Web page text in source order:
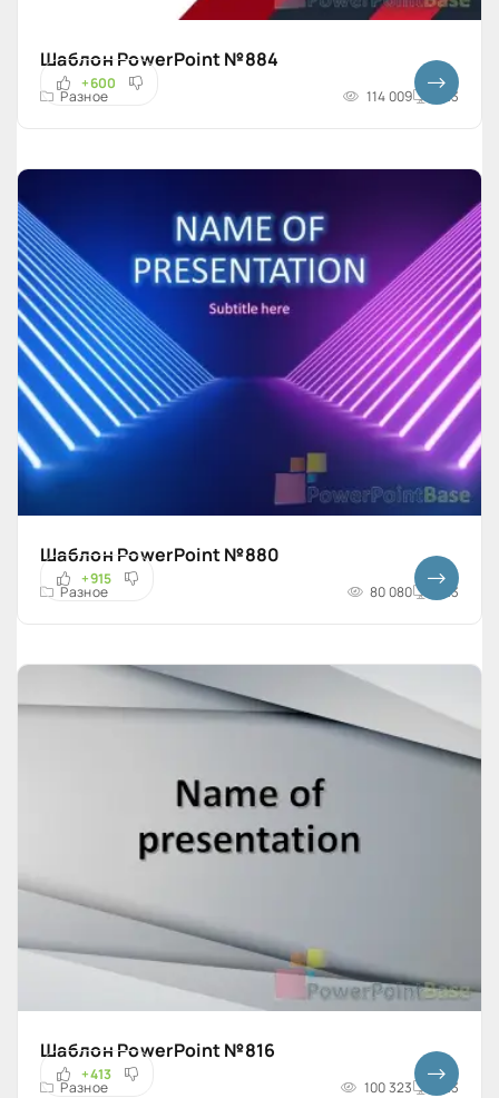
Шаблон PowerPoint №884
Разное 114 009 4x3
+600
Шаблон PowerPoint №880
Разное 80 080 4x3
+915
Шаблон PowerPoint №816
Разное 100 323 4x3
+413